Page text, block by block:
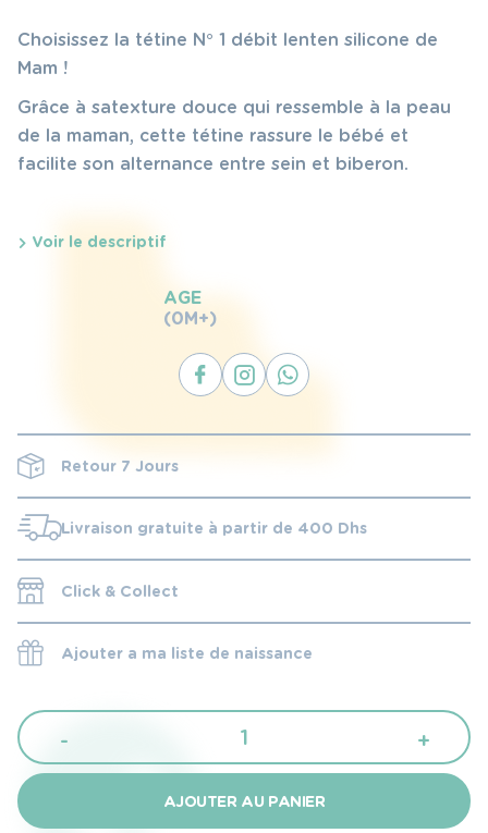
Choisissez la tétine N° 1 débit lent en silicone de
Mam !
Grâce à sa texture douce qui ressemble à la peau
de la maman, cette tétine rassure le bébé et
facilite son alternance entre sein et biberon.
Voir le descriptif
AGE
(0M+)
Retour 7 Jours
Livraison gratuite à partir de 400 Dhs
Click & Collect
Ajouter a ma liste de naissance
-
quantité
de
Mam
Tétine
+
AJOUTER AU PANIER